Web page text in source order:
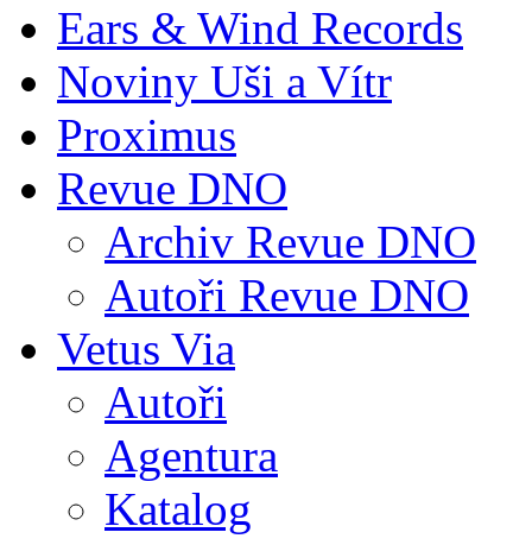
Ears & Wind Records
Noviny Uši a Vítr
Proximus
Revue DNO
Archiv Revue DNO
Autoři Revue DNO
Vetus Via
Autoři
Agentura
Katalog